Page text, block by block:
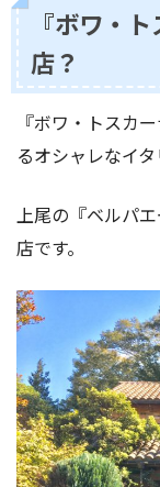
『ボワ・
店？
『ボワ・トスカ
るオシャレなイタ
上尾の『ベルパ
店です。